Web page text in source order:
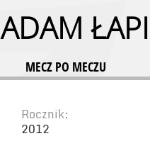
ADAM
MECZ PO MECZU
Rocznik:
2012